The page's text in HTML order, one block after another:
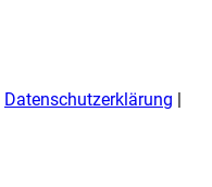
Datenschutzerklärung |